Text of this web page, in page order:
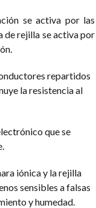
se activa por las
de rejilla se activa por
repartidos
la resistencia al
que se
iónica y la rejilla
sensibles a falsas
y humedad.